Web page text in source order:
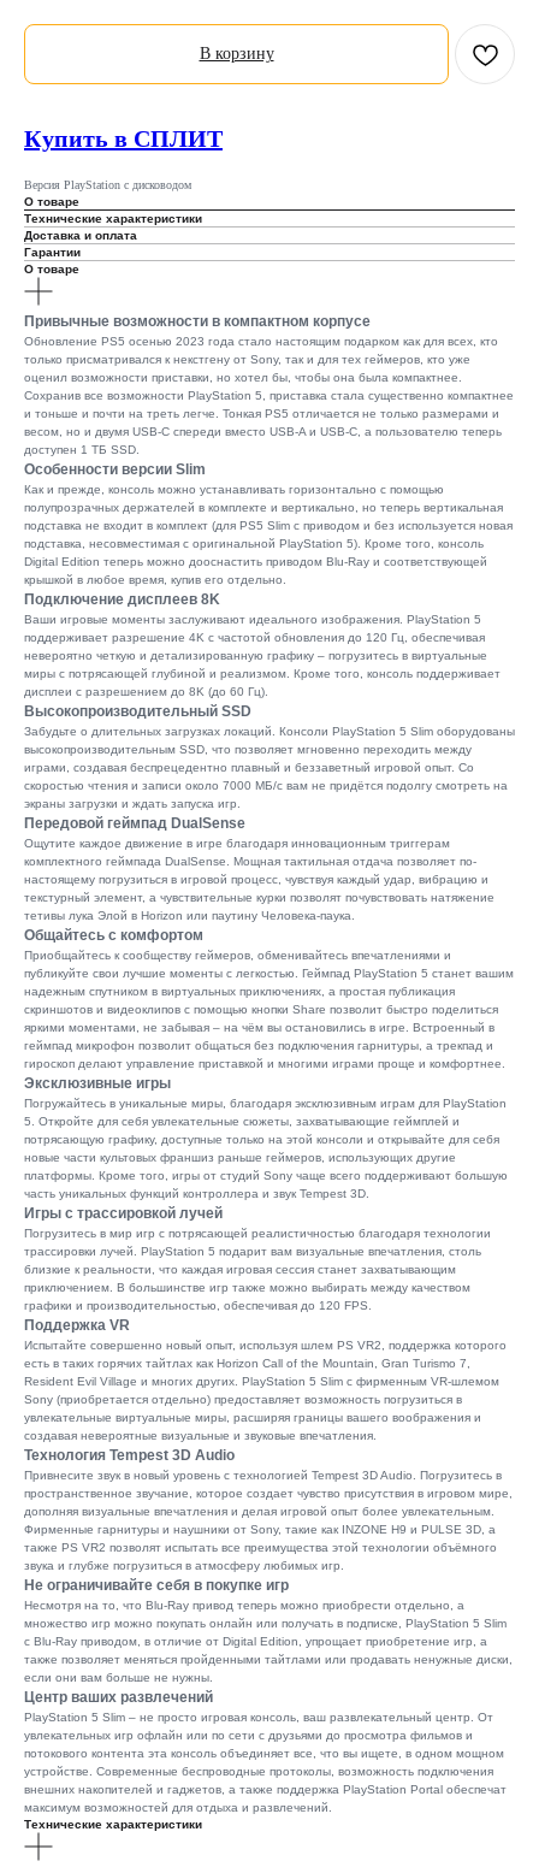
В корзину
Купить в СПЛИТ
Версия PlayStation с дисководом
О товаре
Технические характеристики
Доставка и оплата
Гарантии
О товаре
Привычные возможности в компактном корпусе
Обновление PS5 осенью 2023 года стало настоящим подарком как для всех, кто
только присматривался к некстгену от Sony, так и для тех геймеров, кто уже
оценил возможности приставки, но хотел бы, чтобы она была компактнее.
Сохранив все возможности PlayStation 5, приставка стала существенно компактнее
и тоньше и почти на треть легче. Тонкая PS5 отличается не только размерами и
весом, но и двумя USB-C спереди вместо USB-A и USB-C, а пользователю теперь
доcтупен 1 ТБ SSD.
Особенности версии Slim
Как и прежде, консоль можно устанавливать горизонтально с помощью
полупрозрачных держателей в комплекте и вертикально, но теперь вертикальная
подставка не входит в комплект (для PS5 Slim с приводом и без используется новая
подставка, несовместимая с оригинальной PlayStation 5). Кроме того, консоль
Digital Edition теперь можно дооснастить приводом Blu-Ray и соответствующей
крышкой в любое время, купив его отдельно.
Подключение дисплеев 8K
Ваши игровые моменты заслуживают идеального изображения. PlayStation 5
поддерживает разрешение 4K с частотой обновления до 120 Гц, обеспечивая
невероятно четкую и детализированную графику – погрузитесь в виртуальные
миры с потрясающей глубиной и реализмом. Кроме того, консоль поддерживает
дисплеи с разрешением до 8K (до 60 Гц).
Высокопроизводительный SSD
Забудьте о длительных загрузках локаций. Консоли PlayStation 5 Slim оборудованы
высокопроизводительным SSD, что позволяет мгновенно переходить между
играми, создавая беспрецедентно плавный и беззаветный игровой опыт. Со
скоростью чтения и записи около 7000 МБ/с вам не придётся подолгу смотреть на
экраны загрузки и ждать запуска игр.
Передовой геймпад DualSense
Ощутите каждое движение в игре благодаря инновационным триггерам
комплектного геймпада DualSense. Мощная тактильная отдача позволяет по-
настоящему погрузиться в игровой процесс, чувствуя каждый удар, вибрацию и
текстурный элемент, а чувствительные курки позволят почувствовать натяжение
тетивы лука Элой в Horizon или паутину Человека-паука.
Общайтесь с комфортом
Приобщайтесь к сообществу геймеров, обменивайтесь впечатлениями и
публикуйте свои лучшие моменты с легкостью. Геймпад PlayStation 5 станет вашим
надежным спутником в виртуальных приключениях, а простая публикация
скриншотов и видеоклипов с помощью кнопки Share позволит быстро поделиться
яркими моментами, не забывая – на чём вы остановились в игре. Встроенный в
геймпад микрофон позволит общаться без подключения гарнитуры, а трекпад и
гироскоп делают управление приставкой и многими играми проще и комфортнее.
Эксклюзивные игры
Погружайтесь в уникальные миры, благодаря эксклюзивным играм для PlayStation
5. Откройте для себя увлекательные сюжеты, захватывающие геймплей и
потрясающую графику, доступные только на этой консоли и открывайте для себя
новые части культовых франшиз раньше геймеров, использующих другие
платформы. Кроме того, игры от студий Sony чаще всего поддерживают большую
часть уникальных функций контроллера и звук Tempest 3D.
Игры с трассировкой лучей
Погрузитесь в мир игр с потрясающей реалистичностью благодаря технологии
трассировки лучей. PlayStation 5 подарит вам визуальные впечатления, столь
близкие к реальности, что каждая игровая сессия станет захватывающим
приключением. В большинстве игр также можно выбирать между качеством
графики и производительностью, обеспечивая до 120 FPS.
Поддержка VR
Испытайте совершенно новый опыт, используя шлем PS VR2, поддержка которого
есть в таких горячих тайтлах как Horizon Call of the Mountain, Gran Turismo 7,
Resident Evil Village и многих других. PlayStation 5 Slim с фирменным VR-шлемом
Sony (приобретается отдельно) предоставляет возможность погрузиться в
увлекательные виртуальные миры, расширяя границы вашего воображения и
создавая невероятные визуальные и звуковые впечатления.
Технология Tempest 3D Audio
Привнесите звук в новый уровень с технологией Tempest 3D Audio. Погрузитесь в
пространственное звучание, которое создает чувство присутствия в игровом мире,
дополняя визуальные впечатления и делая игровой опыт более увлекательным.
Фирменные гарнитуры и наушники от Sony, такие как INZONE H9 и PULSE 3D, а
также PS VR2 позволят испытать все преимущества этой технологии объёмного
звука и глубже погрузиться в атмосферу любимых игр.
Не ограничивайте себя в покупке игр
Несмотря на то, что Blu-Ray привод теперь можно приобрести отдельно, а
множество игр можно покупать онлайн или получать в подписке, PlayStation 5 Slim
с Blu-Ray приводом, в отличие от Digital Edition, упрощает приобретение игр, а
также позволяет меняться пройденными тайтлами или продавать ненужные диски,
если они вам больше не нужны.
Центр ваших развлечений
PlayStation 5 Slim – не просто игровая консоль, ваш развлекательный центр. От
увлекательных игр офлайн или по сети с друзьями до просмотра фильмов и
потокового контента эта консоль объединяет все, что вы ищете, в одном мощном
устройстве. Современные беспроводные протоколы, возможность подключения
внешних накопителей и гаджетов, а также поддержка PlayStation Portal обеспечат
максимум возможностей для отдыха и развлечений.
Технические характеристики